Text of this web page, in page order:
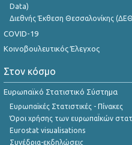
Data)
Διεθνής Έκθεση Θεσσαλονίκης
COVID-19
Κοινοβουλευτικός Έλεγχος
Στον κόσμο
Ευρωπαϊκό Στατιστικό Σύστημα
Ευρωπαϊκές Στατιστικές - Πίνακες
Όροι χρήσης των ευρωπαΪκών
Eurostat visualisations
Συνέδρια-εκδηλώσεις